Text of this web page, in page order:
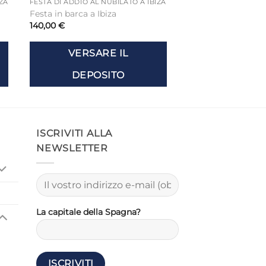
FESTA DI ADDIO AL NUBILATO A IBIZA
Festa in barca a Ibiza
140,00€
VERSARE IL
DEPOSITO
ISCRIVITI ALLA
NEWSLETTER
La capitale della Spagna?